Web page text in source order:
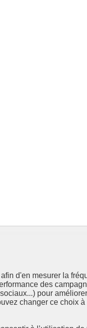
d'en mesurer la
des
pour
changer ce choix